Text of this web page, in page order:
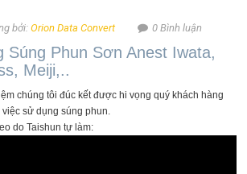
bởi: Orion Data Convert 0 Bình luận
Súng Phun Sơn Anest Iwata,
Meiji,..
chúng tôi đúc kết được hi vọng quý khách hàng
sử dụng súng phun.
do Taishun tự làm: